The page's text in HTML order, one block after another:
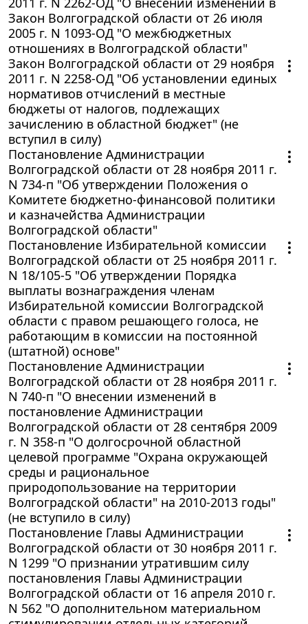
Закон Волгоградской области от 26 июля
2005 г. N 1093-ОД "О межбюджетных
отношениях в Волгоградской области"
Закон Волгоградской области от 29 ноября
2011 г. N 2258-ОД "Об установлении единых
нормативов отчислений в местные
бюджеты от налогов, подлежащих
зачислению в областной бюджет" (не
вступил в силу)
Постановление Администрации
Волгоградской области от 28 ноября 2011 г.
N 734-п "Об утверждении Положения о
Комитете бюджетно-финансовой политики
и казначейства Администрации
Волгоградской области"
Постановление Избирательной комиссии
Волгоградской области от 25 ноября 2011 г.
N 18/105-5 "Об утверждении Порядка
выплаты вознаграждения членам
Избирательной комиссии Волгоградской
области с правом решающего голоса, не
работающим в комиссии на постоянной
(штатной) основе"
Постановление Администрации
Волгоградской области от 28 ноября 2011 г.
N 740-п "О внесении изменений в
постановление Администрации
Волгоградской области от 28 сентября 2009
г. N 358-п "О долгосрочной областной
целевой программе "Охрана окружающей
среды и рациональное
природопользование на территории
Волгоградской области" на 2010-2013 годы"
(не вступило в силу)
Постановление Главы Администрации
Волгоградской области от 30 ноября 2011 г.
N 1299 "О признании утратившим силу
постановления Главы Администрации
Волгоградской области от 16 апреля 2010 г.
N 562 "О дополнительном материальном